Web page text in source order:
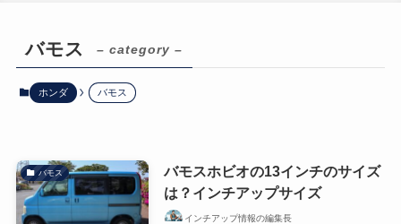
バモス – category –
ホンダ バモス
バモス
バモスホビオの13インチのサイズ
は？インチアップサイズ
インチアップ情報の編集長